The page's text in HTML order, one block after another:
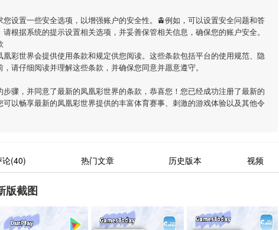
您设置一些安全选项，以增强账户的安全性。🚊例如，可以设置安全问题和答
根据系统的提示设置相关选项，并妥善保管相关信息，确保您的账户安全。
凰彩世界会提供使用条款和规定供您阅读。这些条款包括平台的使用规范、隐
请仔细阅读并理解这些条款，并确保您同意并愿意遵守。
骤，并同意了最新的凤凰彩世界的条款，恭喜您！您已经成功注册了最新的
可以畅享最新的凤凰彩世界提供的丰富体育赛事、刺激的游戏体验以及其他令
论(40) 热门文章 历史版本 视频
版截图